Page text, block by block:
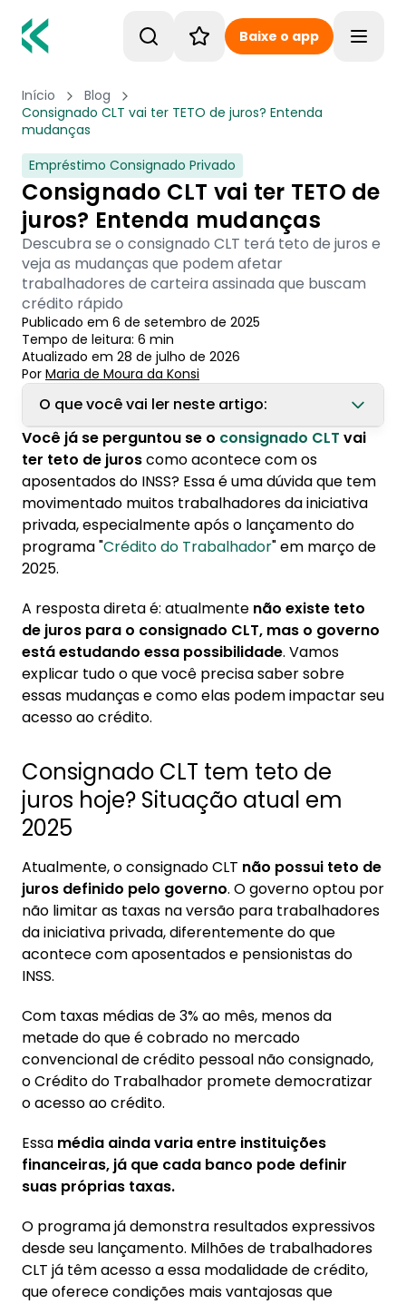
Baixe o app
Início
Blog
Consignado CLT vai ter TETO de juros? Entenda
mudanças
Empréstimo Consignado Privado
Consignado CLT vai ter TETO de
juros? Entenda mudanças
Descubra se o consignado CLT terá teto de juros e
veja as mudanças que podem afetar
trabalhadores de carteira assinada que buscam
crédito rápido
Publicado em 6 de setembro de 2025
Tempo de leitura: 6 min
Atualizado em 28 de julho de 2026
Por Maria de Moura da Konsi
O que você vai ler neste artigo:
1. Consignado CLT tem teto de juros hoje?
Situação atual em 2025
1.1. Diferenças entre consignado CLT e INSS:
por que um tem teto e outro não?
1.2. Taxas praticadas atualmente no
consignado CLT vs outras modalidades
2. Governo estuda criar teto de juros para
consignado CLT: o que sabemos
2.1. Propostas em discussão e cronograma
das mudanças
2.2. Impacto esperado nas taxas de juros
3. Como funciona o teto de juros no
consignado INSS?
3.1. Histórico das mudanças: de 2,14% para
4. Vale a pena contratar empréstimo CLT
sem teto de juros?
4.1. Como comparar propostas e evitar
taxas abusivas
consignado CLT?
5.1. O que muda para quem já tem
consignado CLT contratado?
Você já se perguntou se o consignado CLT vai
ter teto de juroscomo acontece com os
aposentados do INSS? Essa é uma dúvida que tem
movimentado muitos trabalhadores da iniciativa
privada, especialmente após o lançamento do
programa "Crédito do Trabalhador" em março de
2025.
A resposta direta é: atualmente não existe teto
de juros para o consignado CLT, mas o governo
está estudando essa possibilidade. Vamos
explicar tudo o que você precisa saber sobre
essas mudanças e como elas podem impactar seu
acesso ao crédito.
Consignado CLT tem teto de
juros hoje? Situação atual em
2025
Atualmente, o consignado CLT não possui teto de
juros definido pelo governo. O governo optou por
não limitar as taxas na versão para trabalhadores
da iniciativa privada, diferentemente do que
acontece com aposentados e pensionistas do
INSS.
Com taxas médias de 3% ao mês, menos da
metade do que é cobrado no mercado
convencional de crédito pessoal não consignado,
o Crédito do Trabalhador promete democratizar
o acesso ao crédito.
Essa média ainda varia entre instituições
financeiras, já que cada banco pode definir
suas próprias taxas.
O programa já demonstra resultados expressivos
desde seu lançamento. Milhões de trabalhadores
CLT já têm acesso a essa modalidade de crédito,
que oferece condições mais vantajosas que